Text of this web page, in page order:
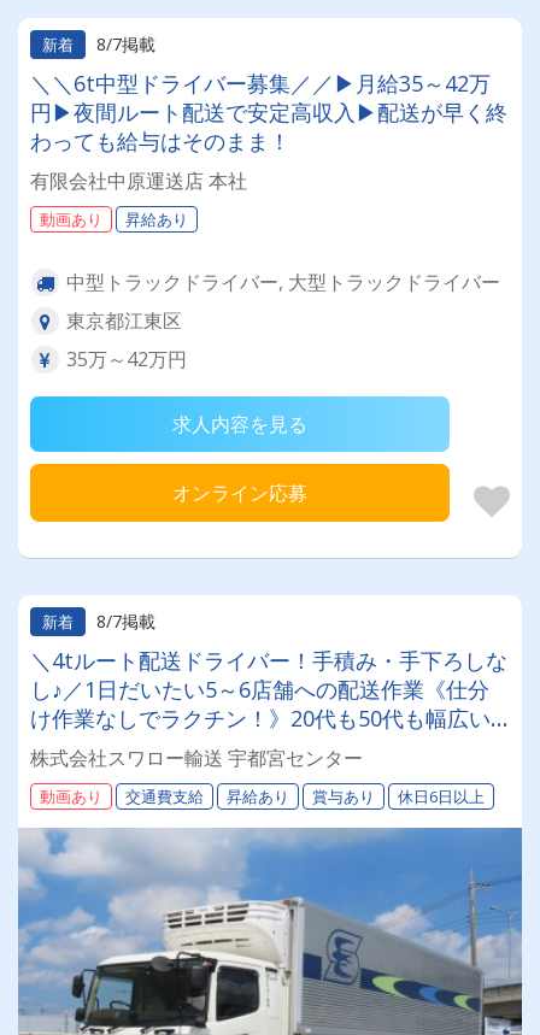
新着 8/7掲載
＼＼6t中型ドライバー募集／／▶月給35～42万
円▶夜間ルート配送で安定高収入▶配送が早く終
わっても給与はそのまま！
有限会社中原運送店 本社
動画あり 昇給あり
中型トラックドライバー, 大型トラックドライバー
東京都江東区
35万～42万円
求人内容を見る
オンライン応募
新着 8/7掲載
＼4tルート配送ドライバー！手積み・手下ろしな
し♪／1日だいたい5～6店舗への配送作業《仕分
け作業なしでラクチン！》20代も50代も幅広い
年齢層が活躍中♪学歴不問！
株式会社スワロー輸送 宇都宮センター
動画あり 交通費支給 昇給あり 賞与あり 休日6日以上